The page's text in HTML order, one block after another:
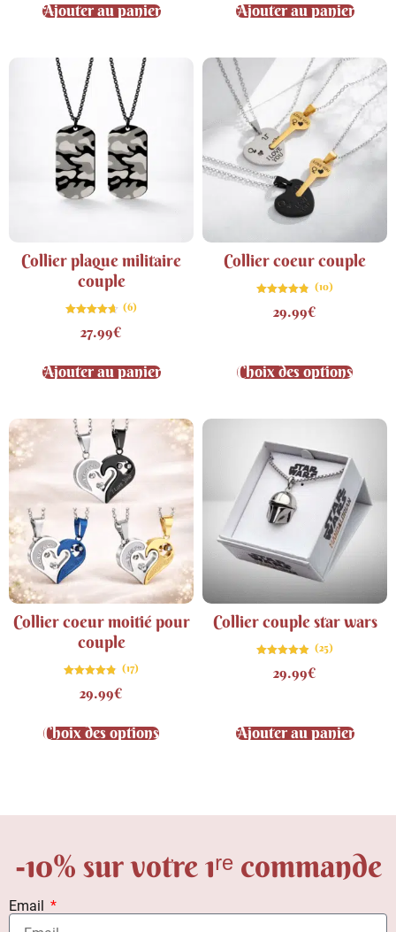
Ajouter au panier Ajouter au panier
Collier plaque militaire
couple
4.67
sur 5
(6)
27.99€
Ajouter au panier
Collier coeur couple
4.80
sur 5
(10)
29.99€
Choix des options
Collier coeur moitié pour
couple
4.76
sur 5
(17)
29.99€
Choix des options
Collier couple star wars
4.84
sur 5
(25)
29.99€
Ajouter au panier
-10% sur votre 1ʳᵉ commande
Email